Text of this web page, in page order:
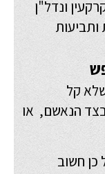
ונדל"ן
ותביעות
קל
הנאשם, או
חשוב